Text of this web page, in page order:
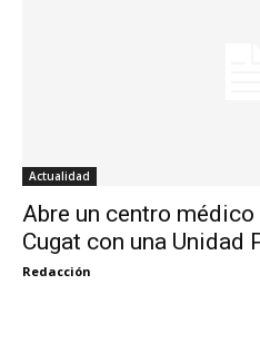
Actualidad
Abre un centro
Cugat con una Unidad
Redacción